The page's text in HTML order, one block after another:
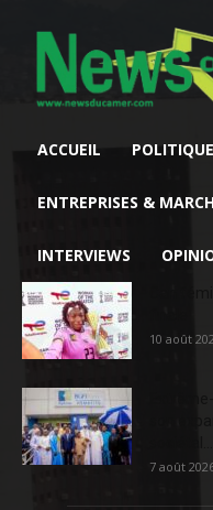
ACCUEIL
ENTREPRISES &
INTERVIEWS
10 août
7 août